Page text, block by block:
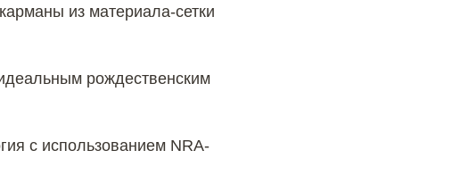
из материала-сетки
рождественским
с использованием NRA-